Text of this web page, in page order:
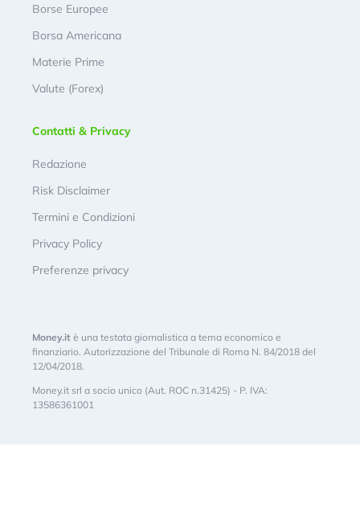
Borse Europee
Borsa Americana
Materie Prime
Valute (Forex)
Contatti & Privacy
Redazione
Risk Disclaimer
Termini e Condizioni
Privacy Policy
Preferenze privacy
Money.it è una testata giornalistica a tema economico e
finanziario. Autorizzazione del Tribunale di Roma N. 84/2018 del
12/04/2018.
Money.it srl a socio unico (Aut. ROC n.31425) - P. IVA:
13586361001